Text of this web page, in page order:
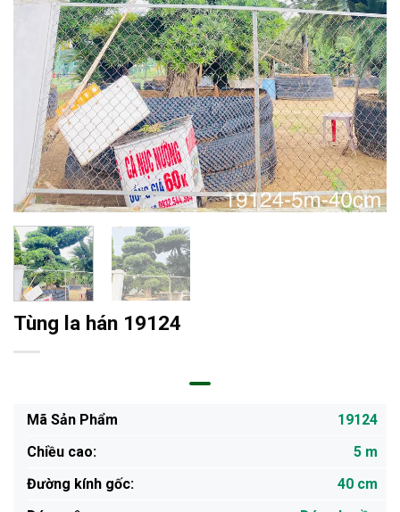
Tùng la hán 19124
Mã Sản Phẩm
19124
Chiều cao:
5 m
Đường kính gốc:
40 cm